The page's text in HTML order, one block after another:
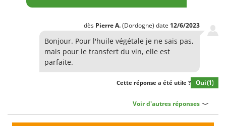
dès PierreA.(Dordogne) date 12/6/2023
Bonjour. Pour l'huile végétale je ne sais pas,
mais pour le transfert du vin, elle est
parfaite.
Cette réponse a été utile ? Oui(1)
Voir d'autres réponses